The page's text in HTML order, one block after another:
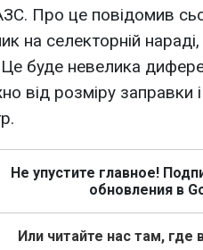
Про це повідомив
на селекторній
буде невелика
від розміру заправки
Не упустите главное!
обновления в
Или читайте нас там, где